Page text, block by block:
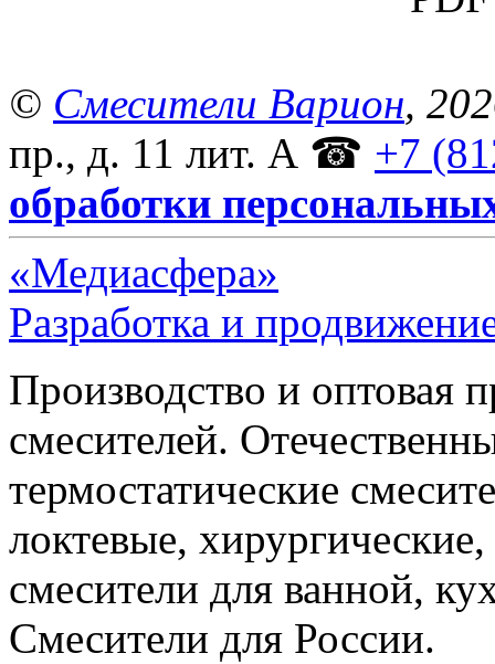
© Смесители Варион,
пр., д. 11 лит. А ☎ +7
обработки
«Медиасфера»
Разработка и
Производство и оптовая
смесителей.
термостатические
локтевые,
смесители для ванной,
Смесители для России.